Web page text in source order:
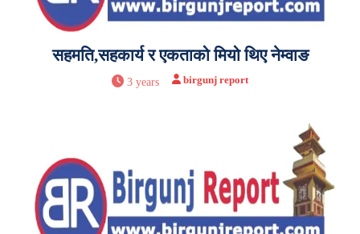
सहमति,सहकार्य र एकताको मियो थिए नेम्वाङ
3 years birgunj report